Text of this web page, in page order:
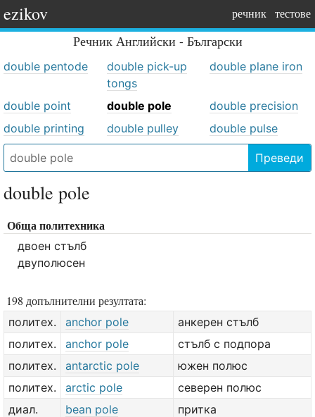
ezikov речник тестове
Речник Английски - Български
double pentode
double pick-up
tongs
double plane iron
double point double pole
double precision
double printing
double pulley double pulse
Преведи
double pole
Обща политехника
двоен стълб
двуполюсен
198 допълнителни резултата:
политех. anchor pole
анкерен стълб
политех.
anchor pole
стълб с подпора
политех.
antarctic pole
южен полюс
политех.
arctic pole
северен полюс
диал.
bean pole
притка